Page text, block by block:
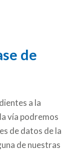
de
a la
vía podremos
de datos de la
de nuestras